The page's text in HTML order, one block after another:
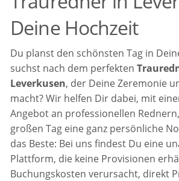
Deine Hochzeit
Du planst den schönsten Tag in
suchst nach dem perfekten
Leverkusen, der Deine Zeremonie
macht? Wir helfen Dir dabei, mit
Angebot an professionellen
großen Tag eine ganz persönliche
das Beste: Bei uns findest Du eine
Plattform, die keine Provisionen
Buchungskosten verursacht, direkt